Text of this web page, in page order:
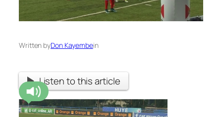
Written byDon Kayembein
Listen to this article